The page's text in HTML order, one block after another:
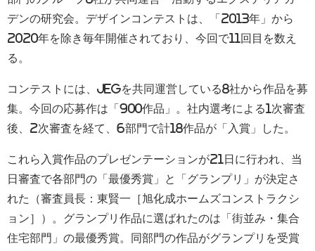
デンの研究会。デザインコンテストは、「 2013年」から
2020年を除き毎年開催されており、今回で11 回目を数え
る。
コンテストには、 JEGを共同運営している8社から作品を募
集。今回の応募作は「 900作品」。社内選考による1 次審査
後、 2次審査を経て、 6部門で計18作品が「入賞」した。
これら入賞作品のプレゼンテーションが21 日に行われ、当
日審査で各部門の「最優秀賞」と「グランプリ」が決定さ
れた（審査員長：東賢一［旭化成ホームズコンストラクシ
ョン］）。グランプリ作品に選ばれたのは「街並み・集合
住宅部門」の最優秀賞。同部門の作品がグランプリを受賞